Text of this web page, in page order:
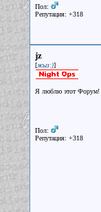
Пол:
Репутация: +318
jz
[жыз:)]
Я люблю этот Форум!
Пол:
Репутация: +318